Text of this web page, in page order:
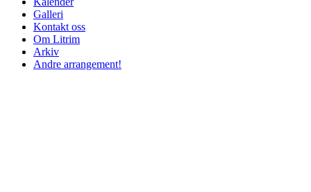
Galleri
Kontakt oss
Om Litrim
Arkiv
Andre arrangement!